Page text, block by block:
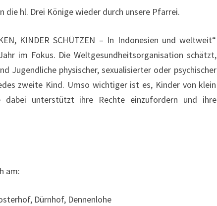
die hl. Drei Könige wieder durch unsere Pfarrei.
KINDER SCHÜTZEN – In Indonesien und weltweit“
im Fokus. Die Weltgesundheitsorganisation schätzt,
Jugendliche physischer, sexualisierter oder psychischer
zweite Kind. Umso wichtiger ist es, Kinder von klein
unterstützt ihre Rechte einzufordern und ihre
am:
Dürnhof, Dennenlohe